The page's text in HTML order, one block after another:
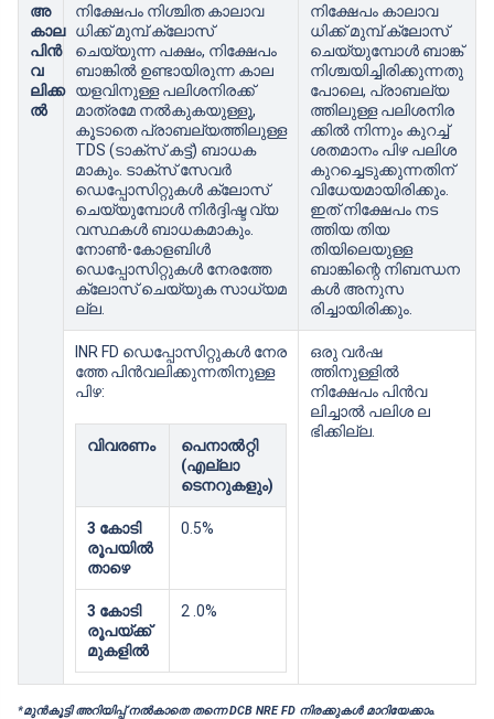
അ
കാല
പിൻ
വ
ലിക്ക
ൽ
നിക്ഷേപം നിശ്ചിത കാലാവ
ധിക്ക് മുമ്പ് ക്ലോസ്
ചെയ്യുന്ന പക്ഷം, നിക്ഷേപം
ബാങ്കില്‍ ഉണ്ടായിരുന്ന കാല
യളവിനുള്ള പലിശനിരക്ക്
മാത്രമേ നല്‍കുകയുള്ളൂ,
കൂടാതെ പ്രാബല്യത്തിലുള്ള
TDS (ടാക്സ് കട്ട്) ബാധക
മാകും. ടാക്‌സ് സേവര്‍
ഡെപ്പോസിറ്റുകള്‍ ക്ലോസ്
ചെയ്യുമ്പോള്‍ നിര്‍ദ്ദിഷ്ട വ്യ
വസ്ഥകള്‍ ബാധകമാകും.
നോണ്‍-കോളബിള്‍
ഡെപ്പോസിറ്റുകള്‍ നേരത്തേ
ക്ലോസ് ചെയ്യുക സാധ്യമ
ല്ല.
നിക്ഷേപം കാലാവ
ധിക്ക് മുമ്പ് ക്ലോസ്
ചെയ്യുമ്പോള്‍ ബാങ്ക്
നിശ്ചയിച്ചിരിക്കുന്നതു
പോലെ, പ്രാബല്യ
ത്തിലുള്ള പലിശനിര
ക്കില്‍ നിന്നും കുറച്ച്
ശതമാനം പിഴ പലിശ
കുറച്ചെടുക്കുന്നതിന്
വിധേയമായിരിക്കും.
ഇത് നിക്ഷേപം നട
ത്തിയ തിയ
തിയിലെയുള്ള
ബാങ്കിന്റെ നിബന്ധന
കള്‍ അനുസ
രിച്ചായിരിക്കും.
INR FD ഡെപ്പോസിറ്റുകൾ നേര
ത്തേ പിൻവലിക്കുന്നതിനുള്ള
പിഴ:
വിവരണം
പെനാൽറ്റി
(എല്ലാ
ടെനറുകളും)
3 കോടി
രൂപയില്‍
താഴെ
0.5%
3 കോടി
രൂപയ്ക്ക്
മുകളിൽ
2 .0%
ഒരു വർഷ
ത്തിനുള്ളിൽ
നിക്ഷേപം പിൻവ
ലിച്ചാൽ പലിശ ല
ഭിക്കില്ല.
*മുൻകൂട്ടി അറിയിപ്പ് നൽകാതെ തന്നെ DCB NRE FD നിരക്കുകൾ മാറിയേക്കാം.